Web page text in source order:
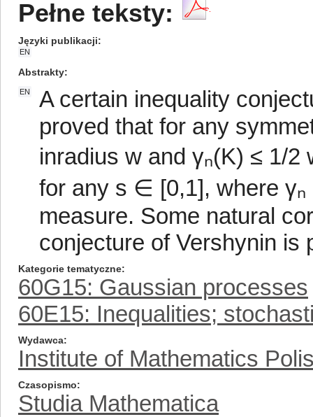
Pełne teksty:
Języki publikacji
EN
Abstrakty
EN
A certain inequality
proved that for any
inradius w and γₙ(K) ≤ 1/2
for any s ∈ [0,1], where
measure. Some natural
conjecture of Vershynin is
Kategorie tematyczne
60G15: Gaussian processes
60E15: Inequalities;
Wydawca
Institute of Mathematics
Czasopismo
Studia Mathematica